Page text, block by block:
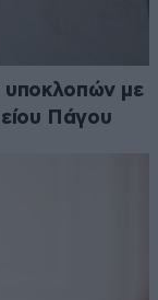
υποκλοπών με
Πάγου